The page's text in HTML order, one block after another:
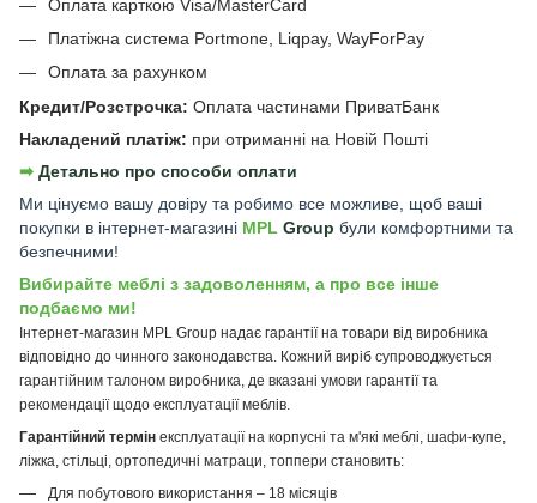
Оплата карткою Visa/MasterCard
Платіжна система Portmone, Liqpay, WayForPay
Оплата за рахунком
Кредит/Розстрочка: Оплата частинами ПриватБанк
Накладений платіж: при отриманні на Новій Пошті
➡︎ Детально про способи оплати
Ми цінуємо вашу довіру та робимо все можливе, щоб ваші
покупки в інтернет-магазині MPL Group були комфортними та
безпечними!
Вибирайте меблі з задоволенням, а про все інше
подбаємо ми!
Інтернет-магазин MPL Group надає гарантії на товари від виробника
відповідно до чинного законодавства. Кожний виріб супроводжується
гарантійним талоном виробника, де вказані умови гарантії та
рекомендації щодо експлуатації меблів.
Гарантійний термін експлуатації на корпусні та м'які меблі, шафи-купе,
ліжка, стільці, ортопедичні матраци, топпери становить:
Для побутового використання – 18 місяців